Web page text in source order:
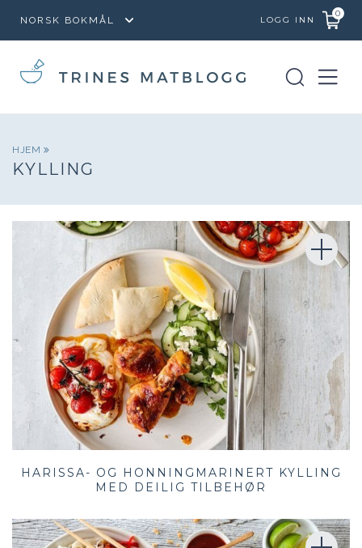
LOGG INN
0
HJEM
KYLLING
HARISSA- OG HONNINGMARINERT KYLLING
MED DEILIG TILBEHØR